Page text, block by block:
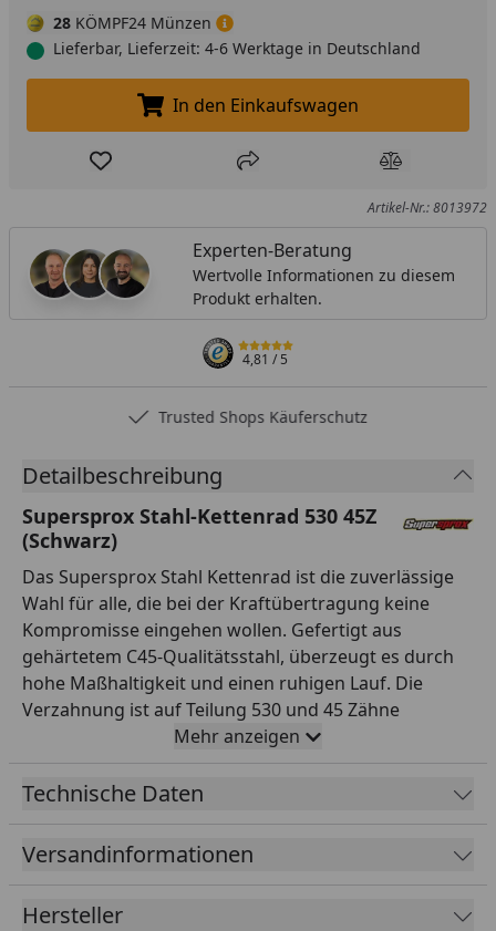
28 KÖMPF24 Münzen
Lieferbar, Lieferzeit: 4-6 Werktage in Deutschland
In den Einkaufswagen legen
In den Einkaufswagen
Produkt zur Wunschliste hinzufügen
Teilen Produkt
Artikel-Nr.: 8013972
Experten-Beratung
Wertvolle Informationen zu diesem
Produkt erhalten.
4,81/ 5
Trusted Shops Käuferschutz
Detailbeschreibung
Supersprox Stahl-Kettenrad 530 45Z
(Schwarz)
Das Supersprox Stahl Kettenrad ist die zuverlässige
Wahl für alle, die bei der Kraftübertragung keine
Kompromisse eingehen wollen. Gefertigt aus
gehärtetem C45-Qualitätsstahl, überzeugt es durch
hohe Maßhaltigkeit und einen ruhigen Lauf. Die
Verzahnung ist auf Teilung 530 und 45 Zähne
ausgelegt und passt damit exakt zur entsprechenden
Kette. Mit einem Innendurchmesser von 76,0 mm und
einem Lochkreis von 100,0 mm (6-Loch) montierst du
ist in der Farbe Schwarz ansprechend gestaltet und
wertet die Optik deines Hinterrads spürbar auf. Die
Verschleiß und eine lange Standzeit des gesamten
Mehr anzeigen
Technische Daten
Versandinformationen
Hersteller